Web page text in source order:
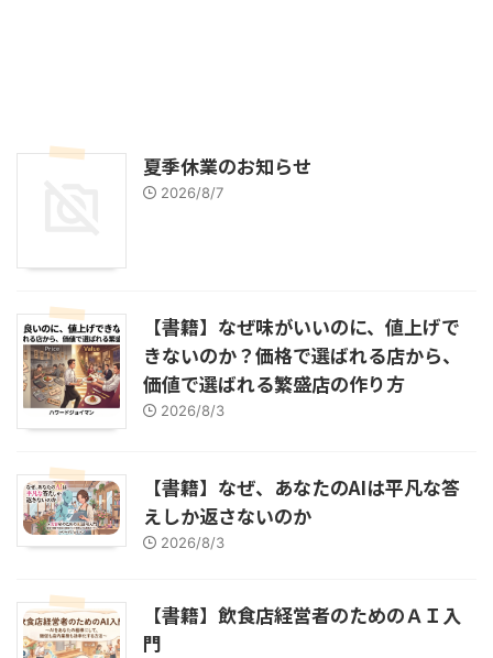
夏季休業のお知らせ
2026/8/7
【書籍】なぜ味がいいのに、値上げで
きないのか？価格で選ばれる店から、
価値で選ばれる繁盛店の作り方
2026/8/3
【書籍】なぜ、あなたのAIは平凡な答
えしか返さないのか
2026/8/3
【書籍】飲食店経営者のためのＡＩ入
門